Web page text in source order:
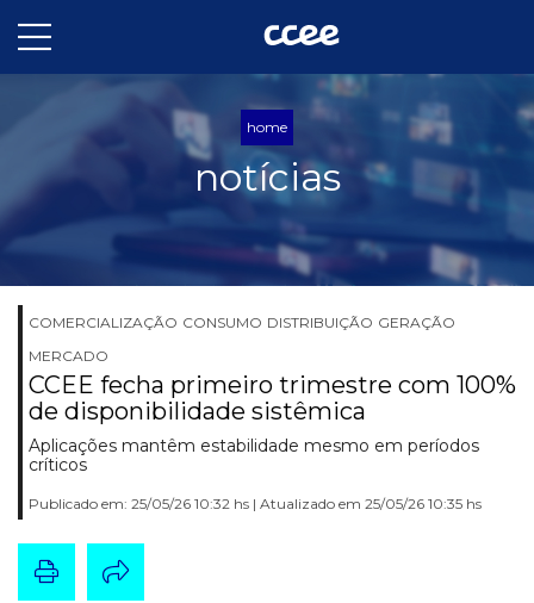
home
notícias
COMERCIALIZAÇÃO CONSUMO DISTRIBUIÇÃO GERAÇÃO
MERCADO
CCEE fecha primeiro trimestre com 100%
de disponibilidade sistêmica
Aplicações mantêm estabilidade mesmo em períodos
críticos
Publicado em: 25/05/26 10:32 hs | Atualizado em 25/05/26 10:35 hs